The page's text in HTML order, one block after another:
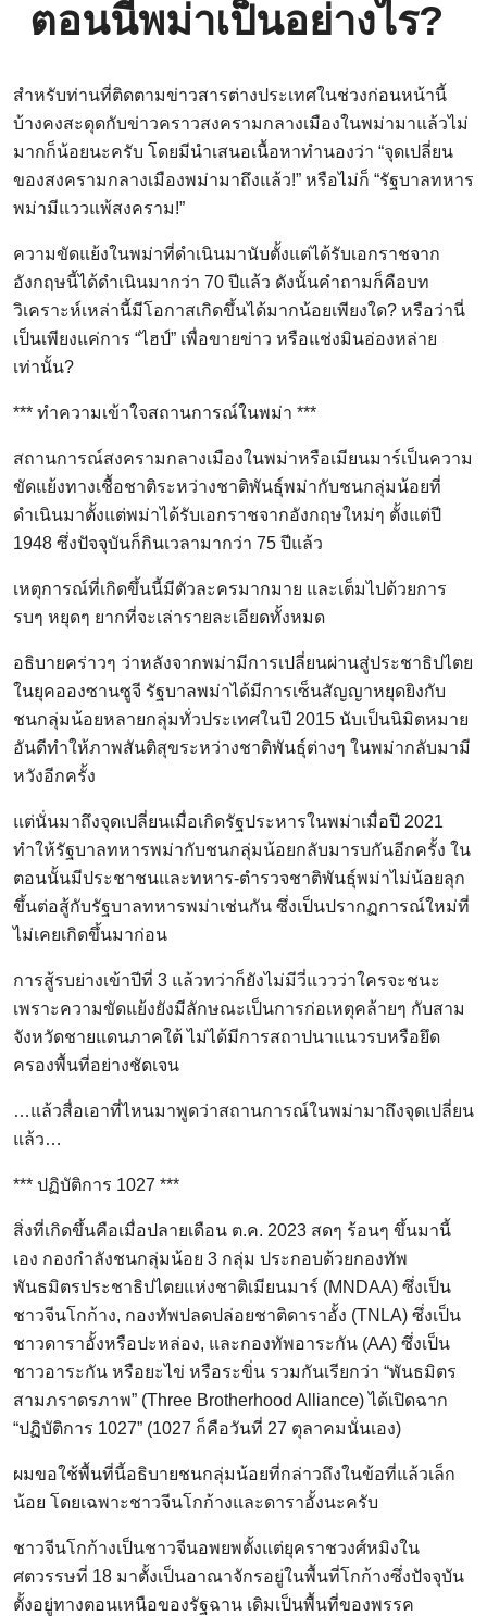
ตอนนี้พม่าเป็นอย่างไร?
สำหรับท่านที่ติดตามข่าวสารต่างประเทศในช่วงก่อนหน้านี้
บ้างคงสะดุดกับข่าวคราวสงครามกลางเมืองในพม่ามาแล้วไม่
มากก็น้อยนะครับ โดยมีนำเสนอเนื้อหาทำนองว่า “จุดเปลี่ยน
ของสงครามกลางเมืองพม่ามาถึงแล้ว!” หรือไม่ก็ “รัฐบาลทหาร
พม่ามีแววแพ้สงคราม!”
ความขัดแย้งในพม่าที่ดำเนินมานับตั้งแต่ได้รับเอกราชจาก
อังกฤษนี้ได้ดำเนินมากว่า 70 ปีแล้ว ดังนั้นคำถามก็คือบท
วิเคราะห์เหล่านี้มีโอกาสเกิดขึ้นได้มากน้อยเพียงใด? หรือว่านี่
เป็นเพียงแค่การ “ไฮป์” เพื่อขายข่าว หรือแช่งมินอ่องหล่าย
เท่านั้น?
*** ทำความเข้าใจสถานการณ์ในพม่า ***
สถานการณ์สงครามกลางเมืองในพม่าหรือเมียนมาร์เป็นความ
ขัดแย้งทางเชื้อชาติระหว่างชาติพันธุ์พม่ากับชนกลุ่มน้อยที่
ดำเนินมาตั้งแต่พม่าได้รับเอกราชจากอังกฤษใหม่ๆ ตั้งแต่ปี
1948 ซึ่งปัจจุบันก็กินเวลามากว่า 75 ปีแล้ว
เหตุการณ์ที่เกิดขึ้นนี้มีตัวละครมากมาย และเต็มไปด้วยการ
รบๆ หยุดๆ ยากที่จะเล่ารายละเอียดทั้งหมด
อธิบายคร่าวๆ ว่าหลังจากพม่ามีการเปลี่ยนผ่านสู่ประชาธิปไตย
ในยุคอองซานซูจี รัฐบาลพม่าได้มีการเซ็นสัญญาหยุดยิงกับ
ชนกลุ่มน้อยหลายกลุ่มทั่วประเทศในปี 2015 นับเป็นนิมิตหมาย
อันดีทำให้ภาพสันติสุขระหว่างชาติพันธุ์ต่างๆ ในพม่ากลับมามี
หวังอีกครั้ง
แต่นั่นมาถึงจุดเปลี่ยนเมื่อเกิดรัฐประหารในพม่าเมื่อปี 2021
ทำให้รัฐบาลทหารพม่ากับชนกลุ่มน้อยกลับมารบกันอีกครั้ง ใน
ตอนนั้นมีประชาชนและทหาร-ตำรวจชาติพันธุ์พม่าไม่น้อยลุก
ขึ้นต่อสู้กับรัฐบาลทหารพม่าเช่นกัน ซึ่งเป็นปรากฏการณ์ใหม่ที่
ไม่เคยเกิดขึ้นมาก่อน
การสู้รบย่างเข้าปีที่ 3 แล้วทว่าก็ยังไม่มีวี่แววว่าใครจะชนะ
เพราะความขัดแย้งยังมีลักษณะเป็นการก่อเหตุคล้ายๆ กับสาม
จังหวัดชายแดนภาคใต้ ไม่ได้มีการสถาปนาแนวรบหรือยึด
ครองพื้นที่อย่างชัดเจน
…แล้วสื่อเอาที่ไหนมาพูดว่าสถานการณ์ในพม่ามาถึงจุดเปลี่ยน
แล้ว…
*** ปฏิบัติการ 1027 ***
สิ่งที่เกิดขึ้นคือเมื่อปลายเดือน ต.ค. 2023 สดๆ ร้อนๆ ขึ้นมานี้
เอง กองกำลังชนกลุ่มน้อย 3 กลุ่ม ประกอบด้วยกองทัพ
พันธมิตรประชาธิปไตยแห่งชาติเมียนมาร์ (MNDAA) ซึ่งเป็น
ชาวจีนโกก้าง, กองทัพปลดปล่อยชาติดาราอั้ง (TNLA) ซึ่งเป็น
ชาวดาราอั้งหรือปะหล่อง, และกองทัพอาระกัน (AA) ซึ่งเป็น
ชาวอาระกัน หรือยะไข่ หรือระขิ่น รวมกันเรียกว่า “พันธมิตร
สามภราดรภาพ” (Three Brotherhood Alliance) ได้เปิดฉาก
“ปฏิบัติการ 1027” (1027 ก็คือวันที่ 27 ตุลาคมนั่นเอง)
ผมขอใช้พื้นที่นี้อธิบายชนกลุ่มน้อยที่กล่าวถึงในข้อที่แล้วเล็ก
น้อย โดยเฉพาะชาวจีนโกก้างและดาราอั้งนะครับ
ชาวจีนโกก้างเป็นชาวจีนอพยพตั้งแต่ยุคราชวงศ์หมิงใน
ศตวรรษที่ 18 มาตั้งเป็นอาณาจักรอยู่ในพื้นที่โกก้างซึ่งปัจจุบัน
ตั้งอยู่ทางตอนเหนือของรัฐฉาน เดิมเป็นพื้นที่ของพรรค